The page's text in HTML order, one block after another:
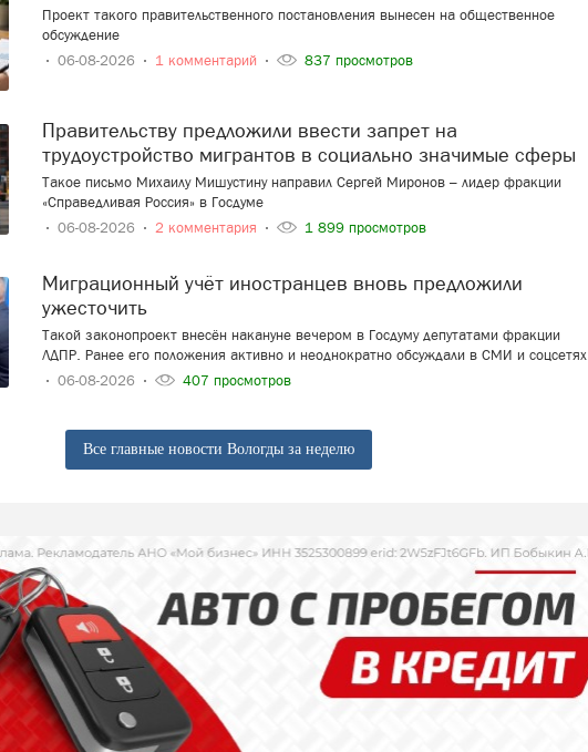
Проект такого правительственного постановления вынесен на общественное
обсуждение
06-08-2026
1 комментарий 837 просмотров
Правительству предложили ввести запрет на
трудоустройство мигрантов в социально значимые сферы
Такое письмо Михаилу Мишустину направил Сергей Миронов – лидер фракции
«Справедливая Россия» в Госдуме
06-08-2026
2 комментария 1 899 просмотров
Миграционный учёт иностранцев вновь предложили
ужесточить
Такой законопроект внесён накануне вечером в Госдуму депутатами фракции
ЛДПР. Ранее его положения активно и неоднократно обсуждали в СМИ и соцсетях
06-08-2026
407 просмотров
Все главные новости Вологды за неделю